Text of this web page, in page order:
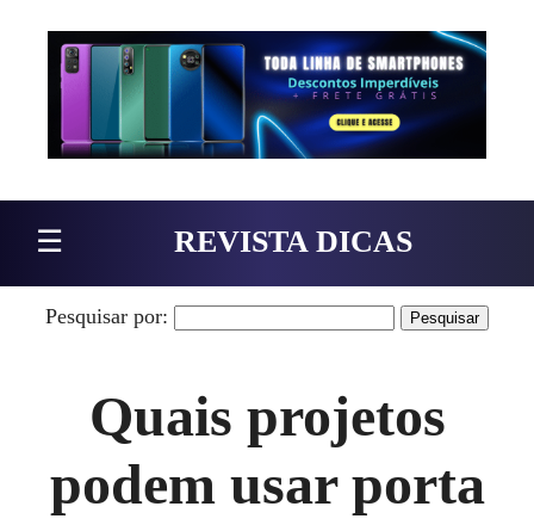
Pular para o conteúdo
☰ REVISTA DICAS
Pesquisar por:
Quais projetos
podem usar porta